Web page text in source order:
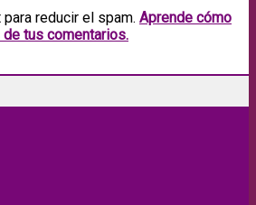
reducir el spam. Aprende cómo
tus comentarios.